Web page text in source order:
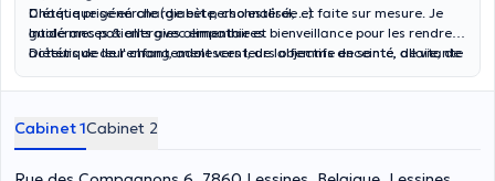
Diététique générale (diabète, cholestérol, ...)
Intolérances & allergies alimentaires
Diététique de l'enfant, adolescent, de la femme enceinte, allaitante
Pathologies digestives (MICI, SIBO, ...)
Chaque prise en charge est personnalisée et faite sur mesure. Je
guide mes patients avec empathie et bienveillance pour les rendre
acteurs de leur changement vers leurs objectifs de santé, de vie, de
leur alimentation.
Cabinet 1Cabinet 2